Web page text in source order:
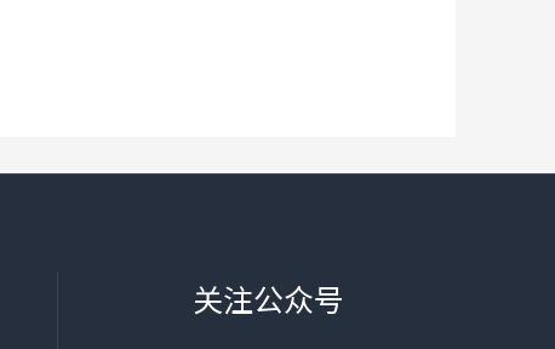
关注公众号